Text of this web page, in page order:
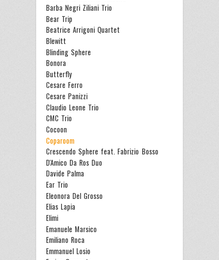
Barba Negri Ziliani Trio
Bear Trip
Beatrice Arrigoni Quartet
Blewitt
Blinding Sphere
Bonora
Butterfly
Cesare Ferro
Cesare Panizzi
Claudio Leone Trio
CMC Trio
Cocoon
Coparoom
Crescendo Sphere feat. Fabrizio Bosso
D'Amico Da Ros Duo
Davide Palma
Ear Trio
Eleonora Del Grosso
Elias Lapia
Elimi
Emanuele Marsico
Emiliano Roca
Emmanuel Losio